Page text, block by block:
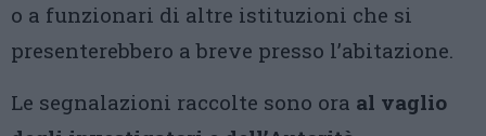
o a funzionari di altre istituzioni che si
presenterebbero a breve presso l’abitazione.
Le segnalazioni raccolte sono ora al vaglio